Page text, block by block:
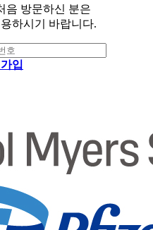
음 방문하신 분은
하시기 바랍니다.
입